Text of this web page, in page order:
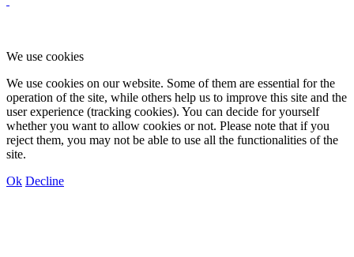
We use cookies
We use cookies on our website. Some of them are essential for the
operation of the site, while others help us to improve this site and the
user experience (tracking cookies). You can decide for yourself
whether you want to allow cookies or not. Please note that if you
reject them, you may not be able to use all the functionalities of the
site.
Ok Decline